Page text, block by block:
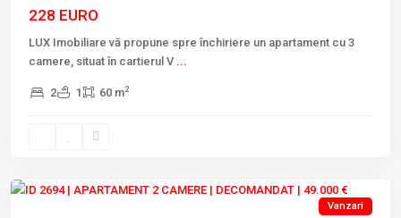
228 EURO
LUX Imobiliare vă propune spre închiriere un apartament cu 3
camere, situat în cartierul V ...
2 1 60 m2
Vanzari